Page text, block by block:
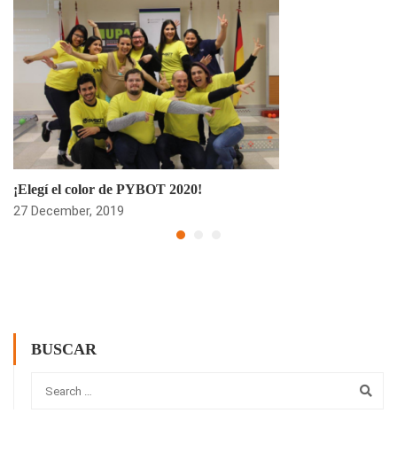
¡Elegí el color de PYBOT 2020!
27 December, 2019
BUSCAR